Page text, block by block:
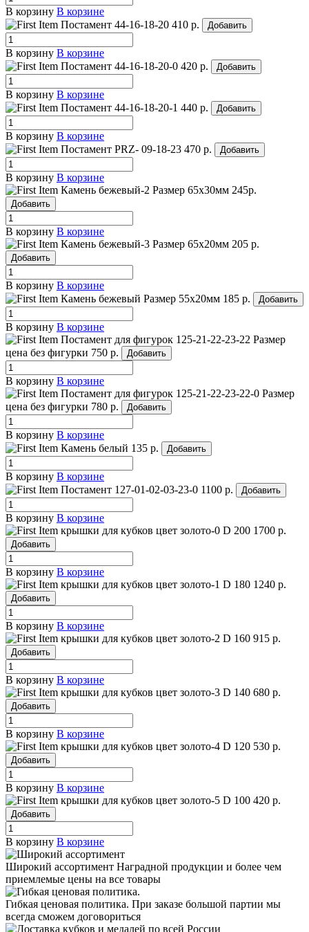
В корзину В корзине
Постамент 44-16-18-20 410 р. Добавить
В корзину В корзине
Постамент 44-16-18-20-0 420 р. Добавить
В корзину В корзине
Постамент 44-16-18-20-1 440 р. Добавить
В корзину В корзине
Постамент PRZ- 09-18-23 470 р. Добавить
В корзину В корзине
Камень бежевый-2 Размер 65х30мм 245р.
Добавить
В корзину В корзине
Камень бежевый-3 Размер 65х20мм 205 р.
Добавить
В корзину В корзине
Камень бежевый Размер 55х20мм 185 р. Добавить
В корзину В корзине
Постамент для фигурок 125-21-22-23-22 Размер
цена без фигурки 750 р. Добавить
В корзину В корзине
Постамент для фигурок 125-21-22-23-22-0 Размер
цена без фигурки 780 р. Добавить
В корзину В корзине
Камень белый 135 р. Добавить
В корзину В корзине
Постамент 127-01-02-03-23-0 1100 р. Добавить
В корзину В корзине
крышки для кубков цвет золото-0 D 200 1700 р.
Добавить
В корзину В корзине
крышки для кубков цвет золото-1 D 180 1240 р.
Добавить
В корзину В корзине
крышки для кубков цвет золото-2 D 160 915 р.
Добавить
В корзину В корзине
крышки для кубков цвет золото-3 D 140 680 р.
Добавить
В корзину В корзине
крышки для кубков цвет золото-4 D 120 530 р.
Добавить
В корзину В корзине
крышки для кубков цвет золото-5 D 100 420 р.
Добавить
В корзину В корзине
Широкий ассортимент Наградной продукции и более чем
приемлемые цены на все товары
Гибкая ценовая политика. При заказе большой партии мы
всегда сможем договориться